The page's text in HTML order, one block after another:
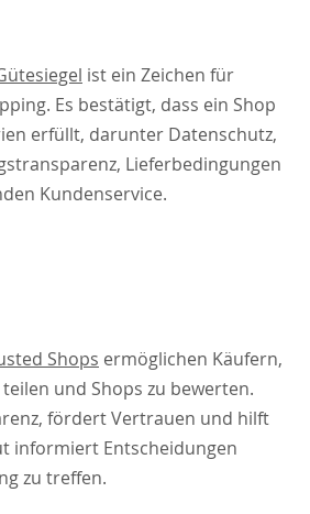
ist ein Zeichen für
Es bestätigt, dass ein Shop
erfüllt, darunter Datenschutz,
Lieferbedingungen
Kundenservice.
Shops ermöglichen Käufern,
und Shops zu bewerten.
fördert Vertrauen und hilft
informiert Entscheidungen
zu treffen.